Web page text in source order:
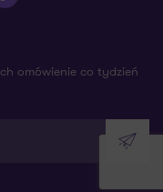
omówienie co tydzień
Wyślij